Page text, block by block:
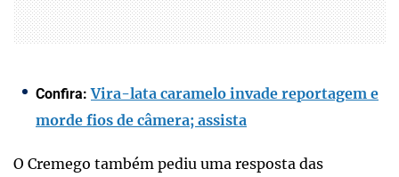
Confira:Vira-lata caramelo invade reportagem e
morde fios de câmera; assista
O Cremego também pediu uma resposta das